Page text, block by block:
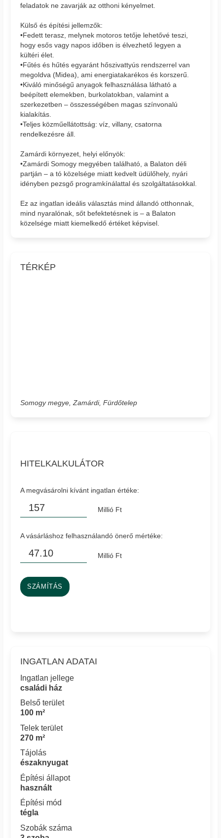
feladatok ne zavarják az otthoni kényelmet.
Külső és építési jellemzők:
•Fedett terasz, melynek motoros tetője lehetővé teszi,
hogy esős vagy napos időben is élvezhető legyen a
kültéri élet.
•Fűtés és hűtés egyaránt hőszivattyús rendszerrel van
megoldva (Midea), ami energiatakarékos és korszerű.
•Kiváló minőségű anyagok felhasználása látható a
beépített elemekben, burkolatokban, valamint a
szerkezetben – összességében magas színvonalú
kialakítás.
•Teljes közműellátottság: víz, villany, csatorna
rendelkezésre áll.
Zamárdi környezet, helyi előnyök:
•Zamárdi Somogy megyében található, a Balaton déli
partján – a tó közelsége miatt kedvelt üdülőhely, nyári
idényben pezsgő programkínálattal és szolgáltatásokkal.
Ez az ingatlan ideális választás mind állandó otthonnak,
mind nyaralónak, sőt befektetésnek is – a Balaton
közelsége miatt kiemelkedő értéket képvisel.
TÉRKÉP
Somogy megye, Zamárdi, Fürdőtelep
HITELKALKULÁTOR
A megvásárolni kívánt ingatlan értéke:
Millió Ft
A vásárláshoz felhasználandó önerő mértéke:
Millió Ft
SZÁMÍTÁS
INGATLAN ADATAI
Ingatlan jellege
családi ház
Belső terület
100 m²
Telek terület
270 m²
Tájolás
északnyugat
Építési állapot
használt
Építési mód
tégla
Szobák száma